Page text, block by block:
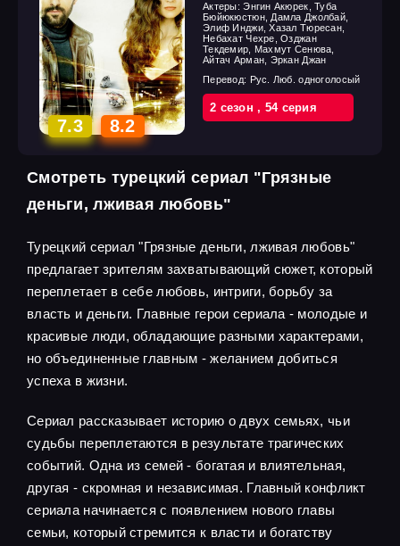
7.3 8.2
Актеры:Энгин Акюрек, Туба
Бюйюкюстюн, Дамла Джолбай,
Элиф Инджи, Хазал Тюресан,
Небахат Чехре, Озджан
Текдемир, Махмут Сенюва,
Айтач Арман, Эркан Джан
Перевод: Рус. Люб. одноголосый
2 cезон, 54 cерия
Смотреть турецкий сериал "Грязные
деньги, лживая любовь"
Турецкий сериал "Грязные деньги, лживая любовь"
предлагает зрителям захватывающий сюжет, который
переплетает в себе любовь, интриги, борьбу за
власть и деньги. Главные герои сериала - молодые и
красивые люди, обладающие разными характерами,
но объединенные главным - желанием добиться
успеха в жизни.
Сериал рассказывает историю о двух семьях, чьи
судьбы переплетаются в результате трагических
событий. Одна из семей - богатая и влиятельная,
другая - скромная и независимая. Главный конфликт
сериала начинается с появлением нового главы
семьи, который стремится к власти и богатству